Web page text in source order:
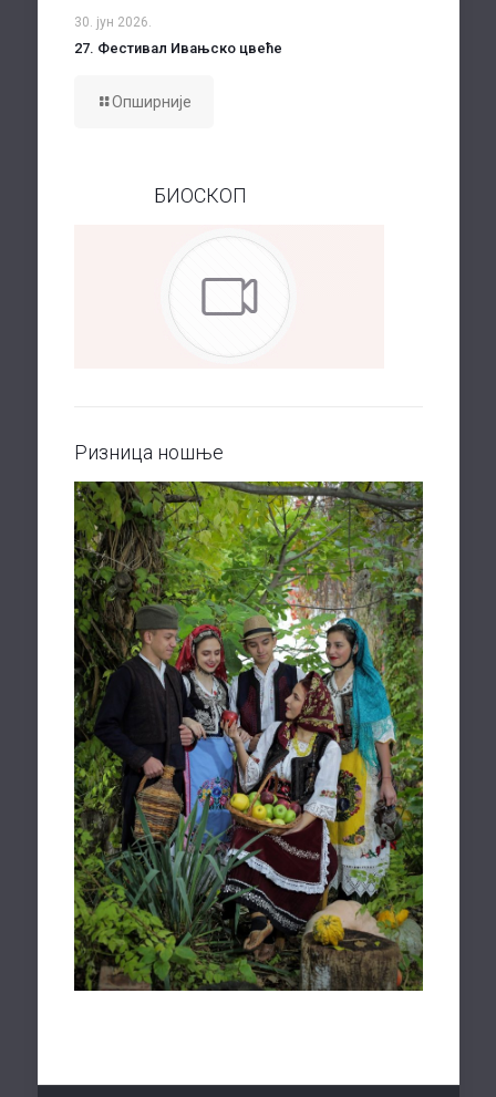
30. јун 2026.
27. Фестивал Ивањско цвеће
Опширније
БИОСКОП
Ризница ношње